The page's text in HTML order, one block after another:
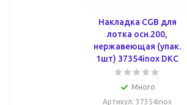
Накладка CGB для
лотка осн.200,
нержавеющая (упак.
1шт) 37354inox DKC
Много
Артикул: 37354inox